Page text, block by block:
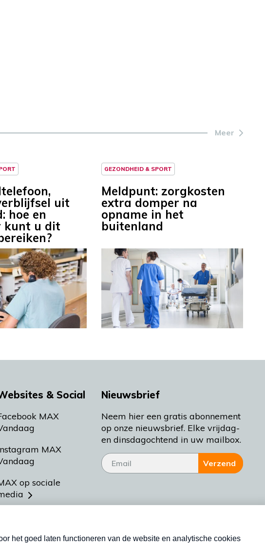
Meer
uit
hoe en
kunt u dit
GEZONDHEID & SPORT
Meldpunt: zorgkosten
extra domper na
opname in het
buitenland
& Social
MAX
MAX
op sociale
Actueel
Nieuwsbrief
Neem hier een gratis abonnement
op onze nieuwsbrief. Elke vrijdag-
en dinsdagochtend in uw mailbox.
Verzend